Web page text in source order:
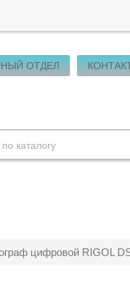
ОТДЕЛ
цифровой RIGOL